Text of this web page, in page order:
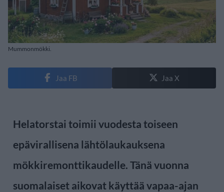
Mummonmökki.
Jaa FB Jaa X
Helatorstai toimii vuodesta toiseen
epävirallisena lähtölaukauksena
mökkiremonttikaudelle. Tänä vuonna
suomalaiset aikovat käyttää vapaa-ajan